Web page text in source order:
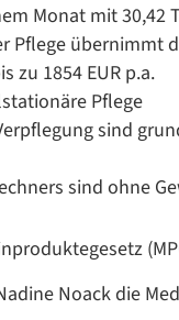
Monat mit 30,42
Pflege übernimmt
zu 1854 EUR p.a.
Pflege
sind
sind ohne
Noack die